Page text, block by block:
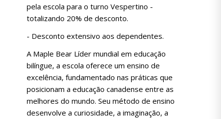
pela escola para o turno Vespertino -
totalizando 20% de desconto.
- Desconto extensivo aos dependentes.
A Maple Bear Líder mundial em educação
bilíngue, a escola oferece um ensino de
excelência, fundamentado nas práticas que
posicionam a educação canadense entre as
melhores do mundo. Seu método de ensino
desenvolve a curiosidade, a imaginação, a